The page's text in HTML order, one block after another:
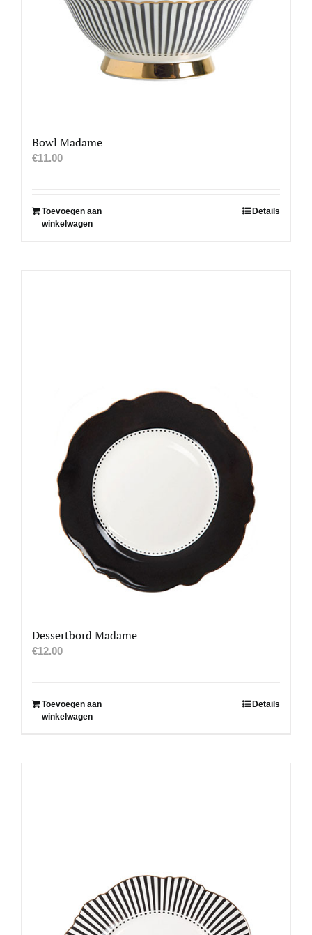
Bowl Madame
€11.00
Toevoegen aan
winkelwagen
Details
Dessertbord Madame
€12.00
Toevoegen aan
winkelwagen
Details